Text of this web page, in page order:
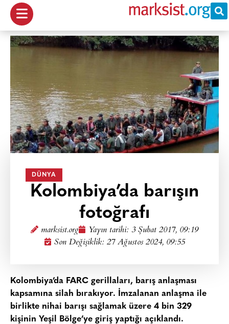
DÜNYA
Kolombiya’da barışın
fotoğrafı
marksist.org Yayın tarihi: 3 Şubat 2017, 09:19
Son Değişiklik: 27 Ağustos 2024, 09:55
Kolombiya’da FARC gerillaları, barış anlaşması
kapsamına silah bırakıyor. İmzalanan anlaşma ile
birlikte nihai barışı sağlamak üzere 4 bin 329
kişinin Yeşil Bölge’ye giriş yaptığı açıklandı.